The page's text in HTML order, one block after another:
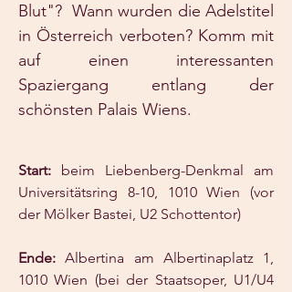
Blut"? Wann wurden die Adelstitel
in Österreich verboten? Komm mit
auf einen interessanten
Spaziergang entlang der
schönsten Palais Wiens.
Start: beim Liebenberg-Denkmal am
Universitätsring 8-10, 1010 Wien (vor
der Mölker Bastei, U2 Schottentor)
Ende:Albertina am Albertinaplatz 1,
1010 Wien (bei der Staatsoper, U1/U4